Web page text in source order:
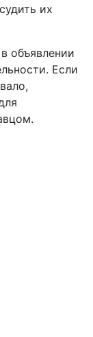
их
объявлении
Если